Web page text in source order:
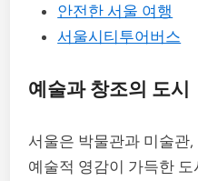
안전한 서울 여행
서울시티투어버스
예술과 창조의 도시
서울은 박물관과 미술관
예술적 영감이 가득한